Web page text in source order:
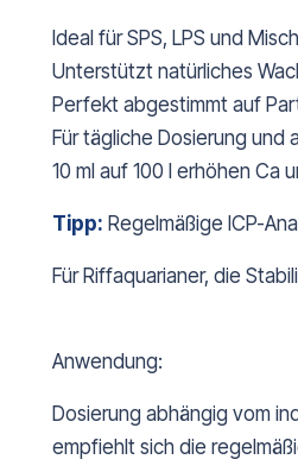
Ideal für SPS, LPS und
Unterstützt natürliches
Perfekt abgestimmt auf
Für tägliche Dosierung
10 ml auf 100 l erhöhen Ca
Tipp: Regelmäßige ICP-
Für Riffaquarianer, die
Anwendung:
Dosierung abhängig vom
empfiehlt sich die